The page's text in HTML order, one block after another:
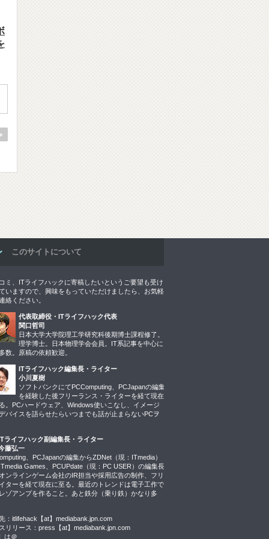
このサイトについて
ミ、ITライフハックに寄稿したいというご要望も受け
いますので、興味をもっていただけましたら、お気軽
絡ください。
代表取締役・ITライフハック代表
関口哲司
日本大学大学院理工学研究科後期博士課程修了。
理学博士。日本物理学会会員。IT系記事を中心に
数。原稿の依頼歓迎。
ITライフハック編集長・ライター
小川夏樹
ソフトバンクにてPCComputing、PCJapanの編集
を経験した後フリーランス・ライターを経て現在
。PCハードウェア、Windows使いこなし、イメージ
バイスを語らせたらいつまでも話が止まらないPCヲ
ライフハック副編集長・ライター
藤弘一
、PCJapanの編集からZDNet（現：ITmedia）
Games、PCUPdate（現：PC USER）の編集長
ンラインゲーム会社のIR担当や採用広告の制作、フリ
ターを経て現在に至る。最近のトレンドは電子工作で
ゾアンプを作ること。あと鉄分（乗り鉄）かなり多
：itlifehack【at】mediabank.jpn.com
リリース：press【at】mediabank.jpn.com
は＠